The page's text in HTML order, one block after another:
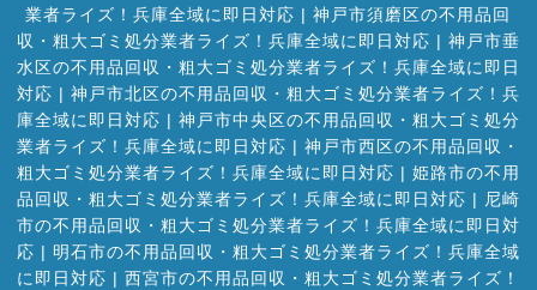
業者ライズ！兵庫全域に即日対応 | 神戸市須磨区の不用品回
収・粗大ゴミ処分業者ライズ！兵庫全域に即日対応 | 神戸市垂
水区の不用品回収・粗大ゴミ処分業者ライズ！兵庫全域に即日
対応 | 神戸市北区の不用品回収・粗大ゴミ処分業者ライズ！兵
庫全域に即日対応 | 神戸市中央区の不用品回収・粗大ゴミ処分
業者ライズ！兵庫全域に即日対応 | 神戸市西区の不用品回収・
粗大ゴミ処分業者ライズ！兵庫全域に即日対応 | 姫路市の不用
品回収・粗大ゴミ処分業者ライズ！兵庫全域に即日対応 | 尼崎
市の不用品回収・粗大ゴミ処分業者ライズ！兵庫全域に即日対
応 | 明石市の不用品回収・粗大ゴミ処分業者ライズ！兵庫全域
に即日対応 | 西宮市の不用品回収・粗大ゴミ処分業者ライズ！